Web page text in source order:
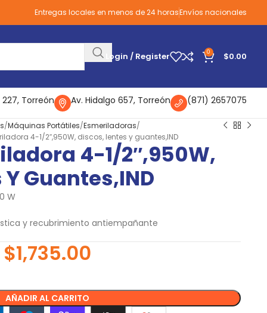
Entregas locales en menos de 24 horasEnvíos nacionales
Login / Register 0 $0.00
Torreón Av. Hidalgo 657, Torreón (871) 2657075
Máquinas Portátiles Esmeriladoras
4-1/2″,950W, discos, lentes y guantes,IND
4-1/2″,950W,
Guantes,IND
W
y recubrimiento antiempañante
$1,735.00
AÑADIR AL CARRITO